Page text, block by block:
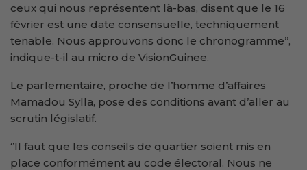
ceux qui nous représentent là-bas, disent que le 16
février est une date consensuelle, techniquement
tenable. Nous approuvons donc le chronogramme’’,
indique-t-il au micro de VisionGuinee.
Le parlementaire, proche de l’homme d’affaires
Mamadou Sylla, pose des conditions avant d’aller au
scrutin législatif.
‘’Il faut que les conseils de quartier soient mis en
place conformément au code électoral. Nous ne